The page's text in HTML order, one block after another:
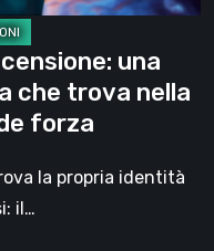
una
che trova nella
forza
la propria identità
il…